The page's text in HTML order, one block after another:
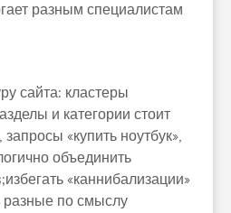
разным специалистам
сайта: кластеры
и категории стоит
«купить ноутбук»,
объединить
«каннибализации»
по смыслу